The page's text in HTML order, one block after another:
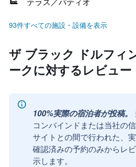
93件すべての施設・設備を表示
ザ ブラック ドルフィ
ークに対するレビュー
100%実際の宿泊者が投稿。
コンバインドまたは当社の
サイトとの間で行われた、
確認済みの予約のみからレ
示します。